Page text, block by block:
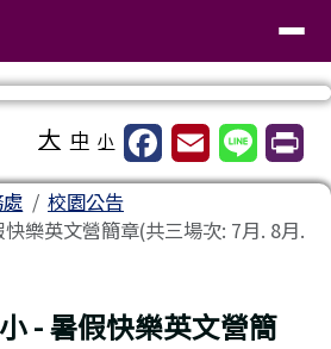
大 中 小
校園公告
樂英文營簡章(共三場次: 7月. 8月.
- 暑假快樂英文營簡